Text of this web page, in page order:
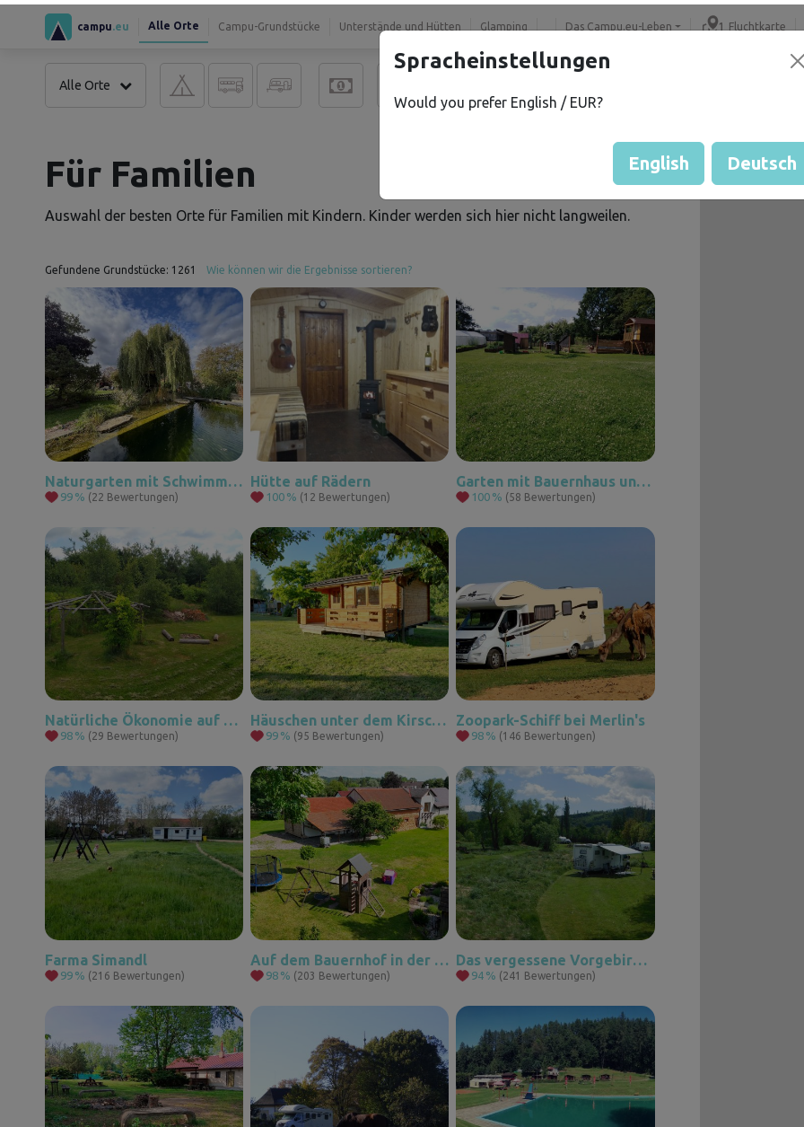
Alle Orte Campu-Grundstücke Unterstände und Hütten Glamping Das Campu.eu-Leben Fluchtkarte
Alle Orte
Für Familien
Auswahl der besten Orte für Familien mit Kindern. Kinder werden sich hier nicht langweilen.
Gefundene Grundstücke: 1261 Wie können wir die Ergebnisse sortieren?
99 % (22 Bewertungen)
Hütte auf Rädern
100 % (12 Bewertungen) 100 % (58 Bewertungen)
98 % (29 Bewertungen) 99 % (95 Bewertungen)
Zoopark-Schiff bei Merlin's
98% (146 Bewertungen)
Farma Simandl
99 % (216 Bewertungen) 98 % (203 Bewertungen) 94 % (241 Bewertungen)
+
−
Spracheinstellungen
Would you prefer English / EUR?
English Deutsch